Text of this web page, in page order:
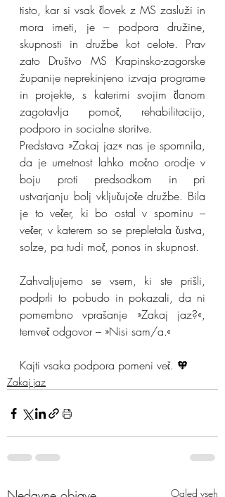
tisto, kar si vsak človek z MS zasluži in
mora imeti, je – podpora družine,
skupnosti in družbe kot celote. Prav
zato Društvo MS Krapinsko-zagorske
županije neprekinjeno izvaja programe
in projekte, s katerimi svojim članom
zagotavlja pomoč, rehabilitacijo,
podporo in socialne storitve.
Predstava »Zakaj jaz« nas je spomnila,
da je umetnost lahko močno orodje v
boju proti predsodkom in pri
ustvarjanju bolj vključujoče družbe. Bila
je to večer, ki bo ostal v spominu –
večer, v katerem so se prepletala čustva,
solze, pa tudi moč, ponos in skupnost.
Zahvaljujemo se vsem, ki ste prišli,
podprli to pobudo in pokazali, da ni
pomembno vprašanje »Zakaj jaz?«,
temveč odgovor – »Nisi sam/a.«
Kajti vsaka podpora pomeni več. 🧡
Zakaj jaz
Ogled vseh